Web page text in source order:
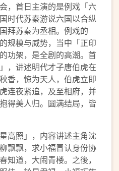
，首日主演的是例戏「六
时代苏秦游说六国以合纵
拜苏秦为丞相。例戏的
规模与威势，当中「正印
功架，是全剧的高潮。首
，讲述明代才子唐伯虎在
香，惊为天人，伯虎立即
连夜紧追，及至相府，并
得美人归。圆满结局，皆
高照」，内容讲述主角沈
飘飘，求小福冒认身份协
知道，大闹青楼。之後，